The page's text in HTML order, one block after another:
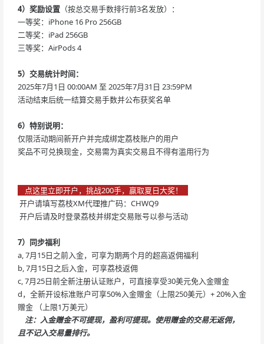
4）奖励设置 （按总交易手数排行前3名发放）：
一等奖：iPhone 16 Pro 256GB
二等奖：iPad 256GB
三等奖：AirPods 4
5）交易统计时间：
2025年7月1日 00:00AM 至 2025年7月31日 23:59PM
活动结束后统一结算交易手数并公布获奖名单
6）特别说明：
仅限活动期间新开户并完成绑定荔枝账户的用户
奖品不可兑换现金，交易需为真实交易且不得有滥用行为
点这里立即开户，挑战200手，赢取夏日大奖！
开户请填写荔枝XM代理推广码：CHWQ9
开户后请及时登录荔枝并绑定交易账号以参与活动
7）同步福利
a, 7月15日之前入金，可享为期两个月的超高返佣福利
b, 7月15日之后入金，可享荔枝返佣
c, 7月25日前全新注册认证账户，可直接享受30美元免入金赠金
d，全新开设标准账户可享50%入金赠金（上限250美元）+ 20%入金
赠金 （上限1万美元）
注：入金赠金不可提现，盈利可提现。使用赠金的交易无返佣，
且不记入交易量排行。